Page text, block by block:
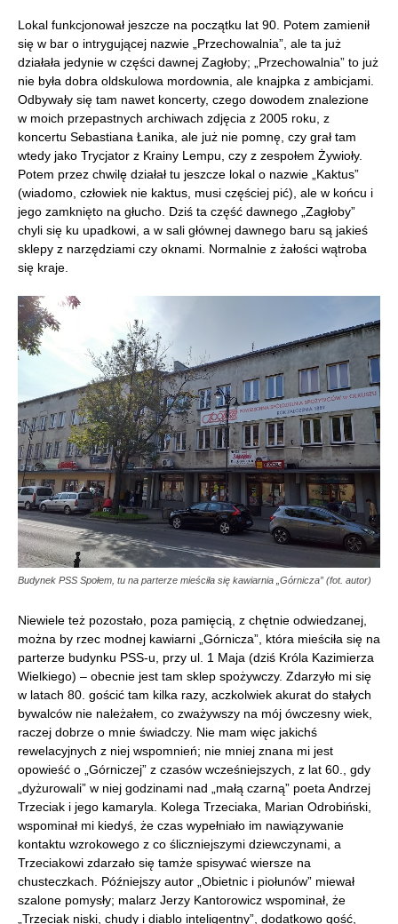
Lokal funkcjonował jeszcze na początku lat 90. Potem zamienił
się w bar o intrygującej nazwie „Przechowalnia”, ale ta już
działała jedynie w części dawnej Zagłoby; „Przechowalnia” to już
nie była dobra oldskulowa mordownia, ale knajpka z ambicjami.
Odbywały się tam nawet koncerty, czego dowodem znalezione
w moich przepastnych archiwach zdjęcia z 2005 roku, z
koncertu Sebastiana Łanika, ale już nie pomnę, czy grał tam
wtedy jako Trycjator z Krainy Lempu, czy z zespołem Żywioły.
Potem przez chwilę działał tu jeszcze lokal o nazwie „Kaktus”
(wiadomo, człowiek nie kaktus, musi częściej pić), ale w końcu i
jego zamknięto na głucho. Dziś ta część dawnego „Zagłoby”
chyli się ku upadkowi, a w sali głównej dawnego baru są jakieś
sklepy z narzędziami czy oknami. Normalnie z żałości wątroba
się kraje.
Budynek PSS Społem, tu na parterze mieściła się kawiarnia „Górnicza” (fot. autor)
Niewiele też pozostało, poza pamięcią, z chętnie odwiedzanej,
można by rzec modnej kawiarni „Górnicza”, która mieściła się na
parterze budynku PSS-u, przy ul. 1 Maja (dziś Króla Kazimierza
Wielkiego) – obecnie jest tam sklep spożywczy. Zdarzyło mi się
w latach 80. gościć tam kilka razy, aczkolwiek akurat do stałych
bywalców nie należałem, co zważywszy na mój ówczesny wiek,
raczej dobrze o mnie świadczy. Nie mam więc jakichś
rewelacyjnych z niej wspomnień; nie mniej znana mi jest
opowieść o „Górniczej” z czasów wcześniejszych, z lat 60., gdy
„dyżurowali” w niej godzinami nad „małą czarną” poeta Andrzej
Trzeciak i jego kamaryla. Kolega Trzeciaka, Marian Odrobiński,
wspominał mi kiedyś, że czas wypełniało im nawiązywanie
kontaktu wzrokowego z co śliczniejszymi dziewczynami, a
Trzeciakowi zdarzało się tamże spisywać wiersze na
chusteczkach. Późniejszy autor „Obietnic i piołunów” miewał
szalone pomysły; malarz Jerzy Kantorowicz wspominał, że
„Trzeciak niski, chudy i diablo inteligentny”, dodatkowo gość,